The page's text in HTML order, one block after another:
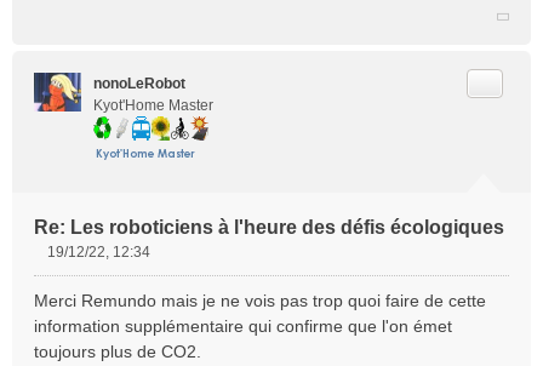
nonoLeRobot
Kyot'Home Master
Re: Les roboticiens à l'heure des défis écologiques
s
s
a
19/12/22, 12:34
Merci Remundo mais je ne vois pas trop quoi faire de cette
information supplémentaire qui confirme que l'on émet
toujours plus de CO2.